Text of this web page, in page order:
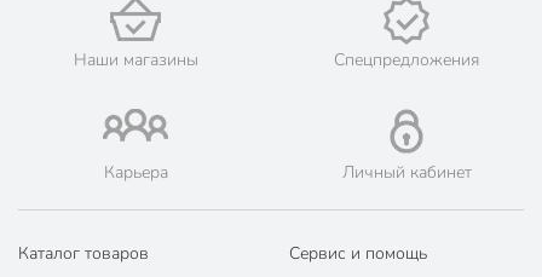
💳 Оплата: онлайн на сайте интернет-гипермаркета или
наличными при получении.
📜 Только оригинальная продукция. Интернет-гипермаркет
Порядок - официальный представитель ведущих мировых
марок.
Наши магазины Спецпредложения
Карьера Личный кабинет
Каталог товаров Сервис и помощь